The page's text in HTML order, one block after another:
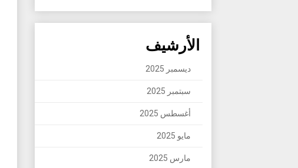
الأرشيف
ديسمبر 2025
سبتمبر 2025
أغسطس 2025
مايو 2025
مارس 2025